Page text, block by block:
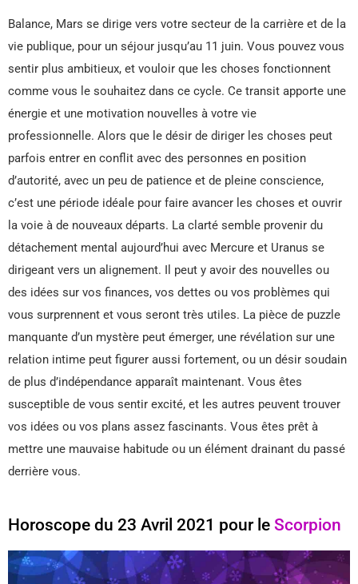
Balance, Mars se dirige vers votre secteur de la carrière et de la
vie publique, pour un séjour jusqu’au 11 juin. Vous pouvez vous
sentir plus ambitieux, et vouloir que les choses fonctionnent
comme vous le souhaitez dans ce cycle. Ce transit apporte une
énergie et une motivation nouvelles à votre vie
professionnelle. Alors que le désir de diriger les choses peut
parfois entrer en conflit avec des personnes en position
d’autorité, avec un peu de patience et de pleine conscience,
c’est une période idéale pour faire avancer les choses et ouvrir
la voie à de nouveaux départs. La clarté semble provenir du
détachement mental aujourd’hui avec Mercure et Uranus se
dirigeant vers un alignement. Il peut y avoir des nouvelles ou
des idées sur vos finances, vos dettes ou vos problèmes qui
vous surprennent et vous seront très utiles. La pièce de puzzle
manquante d’un mystère peut émerger, une révélation sur une
relation intime peut figurer aussi fortement, ou un désir soudain
de plus d’indépendance apparaît maintenant. Vous êtes
susceptible de vous sentir excité, et les autres peuvent trouver
vos idées ou vos plans assez fascinants. Vous êtes prêt à
mettre une mauvaise habitude ou un élément drainant du passé
derrière vous.
Horoscope du 23 Avril 2021 pour le Scorpion